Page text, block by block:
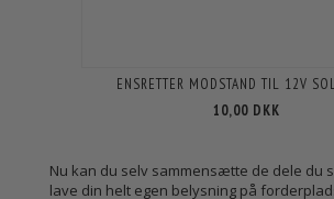
ENSRETTER MODSTAND TIL 12V
10,00 DKK
Nu kan du selv sammensætte de dele du
lave din helt egen belysning på